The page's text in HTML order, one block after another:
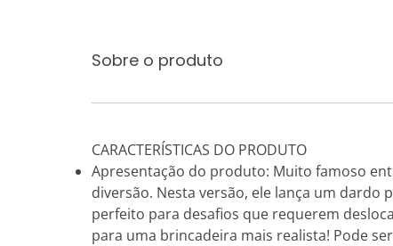
Sobre o produto
CARACTERÍSTICAS DO PRODUTO
Apresentação do produto: Muito famoso
diversão. Nesta versão, ele lança um dardo
perfeito para desafios que requerem
para uma brincadeira mais realista! Pode